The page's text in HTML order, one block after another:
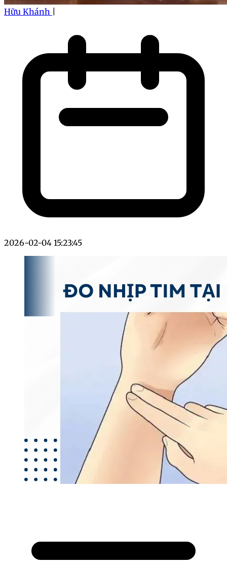
Hữu Khánh
2026-02-04 15:23:45